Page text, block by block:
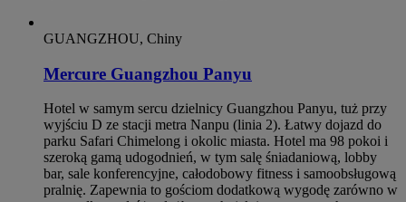
GUANGZHOU, Chiny
Mercure Guangzhou Panyu
Hotel w samym sercu dzielnicy Guangzhou Panyu, tuż przy
wyjściu D ze stacji metra Nanpu (linia 2). Łatwy dojazd do
parku Safari Chimelong i okolic miasta. Hotel ma 98 pokoi i
szeroką gamą udogodnień, w tym salę śniadaniową, lobby
bar, sale konferencyjne, całodobowy fitness i samoobsługową
pralnię. Zapewnia to gościom dodatkową wygodę zarówno w